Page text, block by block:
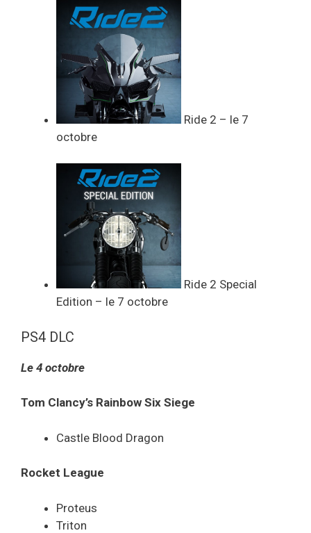
Ride 2 – le 7
octobre
Ride 2 Special
Edition – le 7 octobre
PS4 DLC
Le 4 octobre
Tom Clancy’s Rainbow Six Siege
Castle Blood Dragon
Rocket League
Proteus
Triton